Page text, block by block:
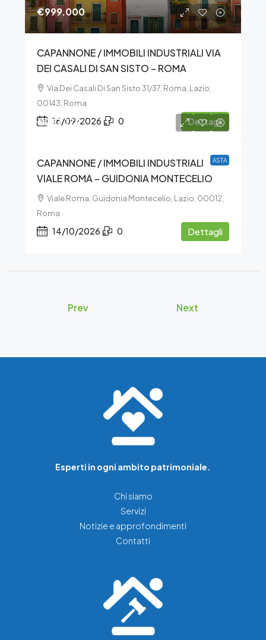
€999.000
CAPANNONE / IMMOBILI INDUSTRIALI VIA
DEI CASALI DI SAN SISTO – ROMA
Via Dei Casali Di San Sisto 31/37, Roma, Lazio,
00143, Roma
16/09/2026 0 Dettagli
ASTA
€267.172
CAPANNONE / IMMOBILI INDUSTRIALI
VIALE ROMA – GUIDONIA MONTECELIO
Viale Roma, Guidonia Montecelio, Lazio, 00012,
Roma
14/10/2026 0 Dettagli
Prev Next
Esperti in ogni ambito patrimoniale.
Chi siamo
Servizi
Notizie e approfondimenti
Contatti